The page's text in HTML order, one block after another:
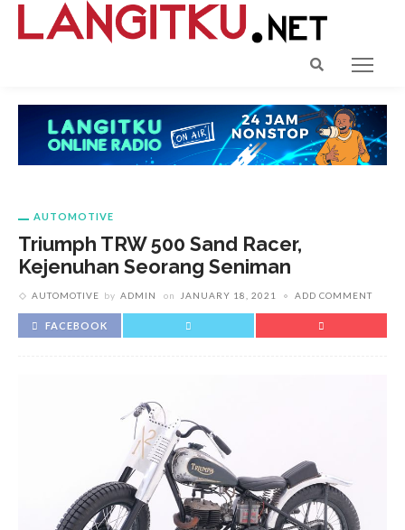
AUTOMOTIVE
Triumph TRW 500 Sand Racer,
Kejenuhan Seorang Seniman
AUTOMOTIVE by ADMIN on JANUARY 18, 2021 ADD COMMENT
FACEBOOK